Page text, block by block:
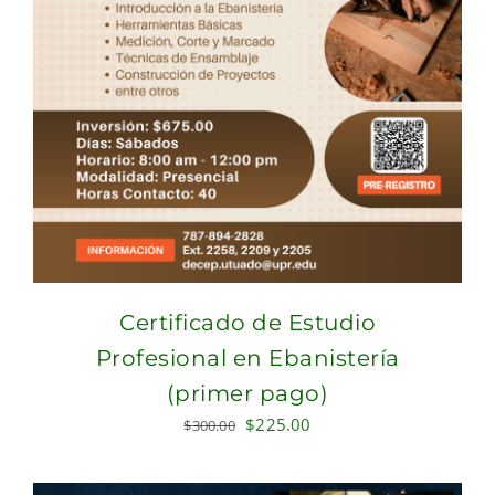
Certificado de Estudio
Profesional en Ebanistería
(primer pago)
$300.00 Original
was:
$225.00
is: